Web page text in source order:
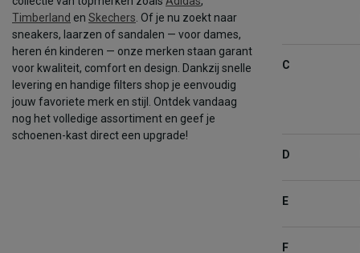
Timberland en Skechers . Of je nu zoekt naar
sneakers, laarzen of sandalen — voor dames,
heren én kinderen — onze merken staan garant
voor kwaliteit, comfort en design. Dankzij snelle
levering en handige filters shop je eenvoudig
jouw favoriete merk en stijl. Ontdek vandaag
nog het volledige assortiment en geef je
schoenen-kast direct een upgrade!
C
D
E
F